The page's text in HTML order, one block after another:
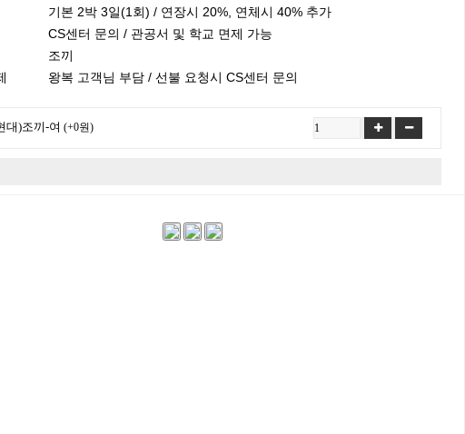
기본 2박 3일(1회) / 연장시 20%, 연체시 40% 추가
CS센터 문의 / 관공서 및 학교 면제 가능
조끼
왕복 고객님 부담 / 선불 요청시 CS센터 문의
대)조끼-여 (+0원)